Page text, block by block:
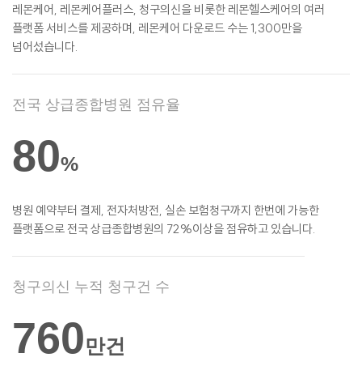
레몬케어, 레몬케어플러스, 청구의신을 비롯한 레몬헬스케어의 여러
플랫폼 서비스를 제공하며, 레몬케어 다운로드 수는 1,300만을
넘어섰습니다.
전국 상급종합병원 점유율
80%
병원 예약부터 결제, 전자처방전, 실손 보험청구까지 한번에 가능한
플랫폼으로 전국 상급종합병원의 72%이상을 점유하고 있습니다.
청구의신 누적 청구건 수
760만건